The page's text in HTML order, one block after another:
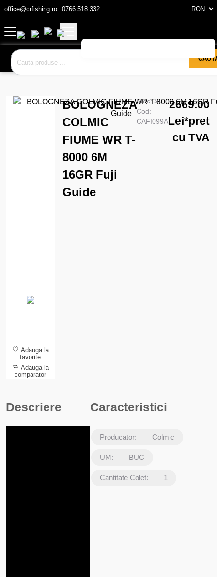
office@crfishing.ro 0766 518 332
StationarBolognezeLanseteBOLOGNEZA COLMIC FIUME WR T-8000 6M
Adauga la
favorite
Adauga la
comparator
BOLOGNEZA
COLMIC
FIUME WR T-
8000 6M
16GR Fuji
Guide
Stoc:Nu
Cod:
CAFI099A
2669.00
Lei*pret
cu TVA
Descriere Caracteristici
Producator: Colmic
UM: BUC
Cantitate Colet: 1